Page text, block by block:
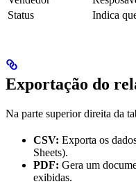
Status
Indica
Exportação do
Na parte superior direita da
CSV: Exporta os
Sheets).
PDF: Gera um
exibidas.